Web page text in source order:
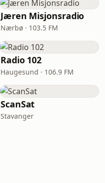
Jæren Misjonsradio
Nærbø · 103.5 FM
Radio 102
Haugesund · 106.9 FM
ScanSat
Stavanger